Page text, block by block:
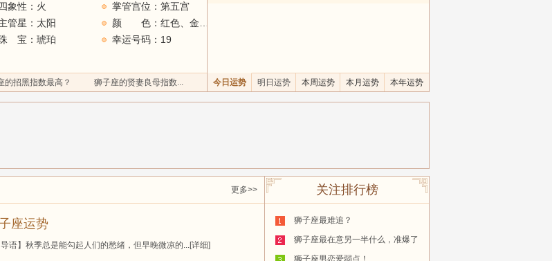
象性：火
掌管宫位：第五宫
管星：太阳
宝：琥珀
幸运号码：19
的招黑指数最高？ 狮子座的贤妻良母指数... 今日运势 明日运势 本周运势 本月运势 本年运势
更多>>
座运势
语】秋季总是能勾起人们的愁绪，但早晚微凉的...[详细]
关注排行榜
狮子座最难追？
狮子座最在意另一半什么，准爆了
狮子座男恋爱弱点！